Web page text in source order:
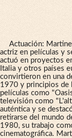
Actuación:
actriz en películas y
actuó en proyectos
Italia y otros países
convirtieron en una
1970 y principios de
películas como
televisión como
auténtica y se
retirarse del mundo
1980, su trabajo
cinematográfica.